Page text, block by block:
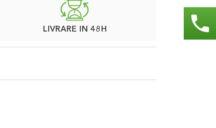
LIVRARE IN 48H phone